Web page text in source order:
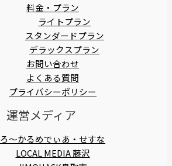
料金・プラン
ライトプラン
スタンダードプラン
デラックスプラン
お問い合わせ
よくある質問
プライバシーポリシー
運営メディア
ろ〜かるめでぃあ・せすな
LOCAL MEDIA 藤沢